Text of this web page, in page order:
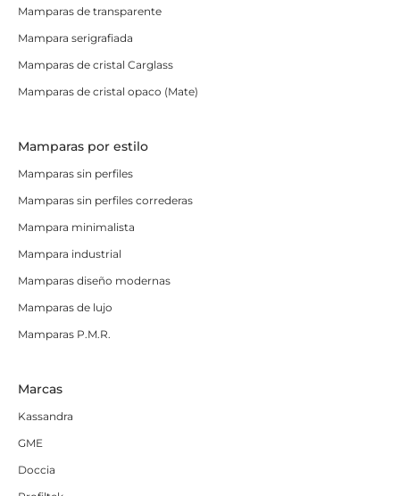
Mamparas de transparente
Mampara serigrafiada
Mamparas de cristal Carglass
Mamparas de cristal opaco (Mate)
Mamparas por estilo
Mamparas sin perfiles
Mamparas sin perfiles correderas
Mampara minimalista
Mampara industrial
Mamparas diseño modernas
Mamparas de lujo
Mamparas P.M.R.
Marcas
Kassandra
GME
Doccia